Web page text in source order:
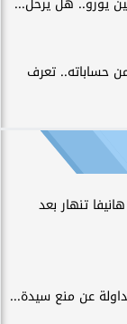
4 لاعبين من حساباته.. تعرف
تنهار بعد
عن منع سيدة...